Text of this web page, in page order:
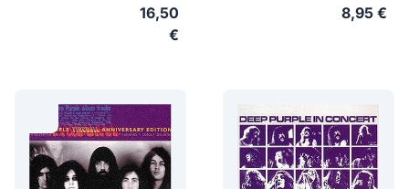
16,50
€
8,95 €